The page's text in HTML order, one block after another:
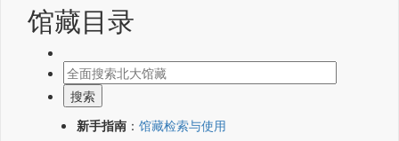
馆藏目录
新手指南 ： 馆藏检索与使用